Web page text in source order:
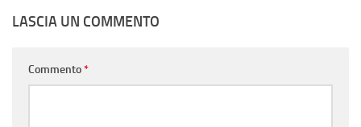
LASCIA UN COMMENTO
Commento*